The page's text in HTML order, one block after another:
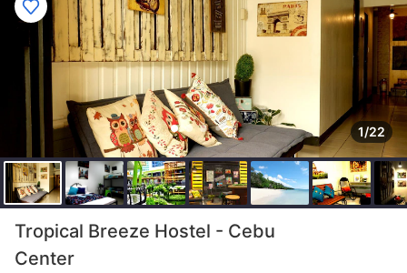
1/22
Tropical Breeze Hostel - Cebu
Center